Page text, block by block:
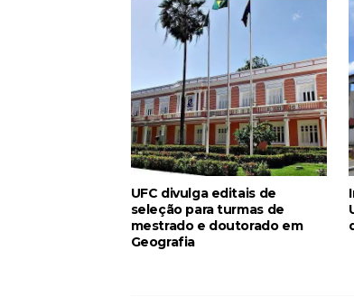
UFC divulga editais de
seleção para turmas de
mestrado e doutorado em
Geografia